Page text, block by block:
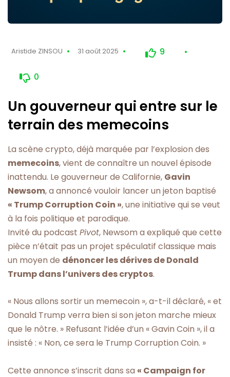
Aristide ZINSOU 31 août 2025 9
0
Un gouverneur qui entre sur le
terrain des memecoins
La scène crypto, déjà marquée par l’explosion des
memecoins, vient de connaître un nouvel épisode
inattendu. Le gouverneur de Californie, Gavin
Newsom, a annoncé vouloir lancer un jeton baptisé
« Trump Corruption Coin », une initiative qui se veut
à la fois politique et parodique.
Invité du podcast Pivot, Newsom a expliqué que cette
pièce n’était pas un projet spéculatif classique mais
un moyen de dénoncer les dérives de Donald
Trump dans l’univers des cryptos.
« Nous allons sortir un memecoin », a-t-il déclaré, « et
Donald Trump verra bien si son jeton marche mieux
que le nôtre. » Refusant l’idée d’un « Gavin Coin », il a
insisté : « Non, ce sera le Trump Corruption Coin. »
Cette annonce s’inscrit dans sa « Campaign for